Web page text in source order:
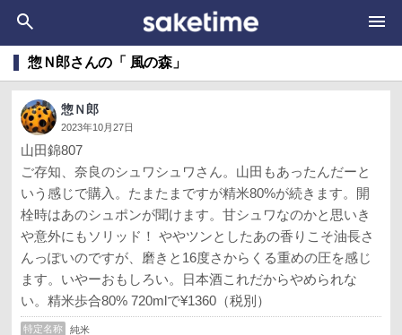
惣Ｎ郎さんの「 風の森」
惣Ｎ郎
2023年10月27日
山田錦807
ご存知、奈良のシュワシュワさん。山田もあったんだーと
いう感じで購入。たまたまですが精米80%が続きます。開
栓時はあのシュポンが聞けます。甘シュワなのかと思いき
や意外にもソリッド！ ややツンとしたあの香りこそ油長さ
んっぽいのですが、磨きと16度さからくる重めの圧を感じ
ます。いやーおもしろい。日本酒これだからやめられな
い。精米歩合80% 720mlで¥1360（税別）
特定名称
純米